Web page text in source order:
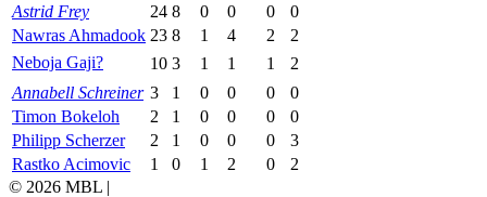
Astrid Frey
24 8 0 0 0
0
Nawras Ahmadook 23 8 1 4 2
2
Neboja Gaji?
10 3 1 1 1
2
Annabell Schreiner 3 1 0 0 0
0
Timon Bokeloh
2 1 0 0 0
0
Philipp Scherzer
2 1 0 0 0
3
Rastko Acimovic
1 0 1 2 0
2
© 2026 MBL |